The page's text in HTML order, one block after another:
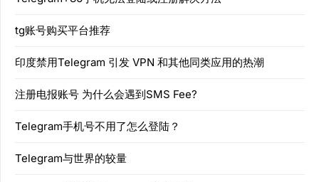
tg账号购买平台推荐
印度禁用Telegram 引发 VPN 和其他同类应用的热潮
注册电报账号 为什么会遇到SMS Fee?
Telegram手机号不用了怎么登陆？
Telegram与世界的较量